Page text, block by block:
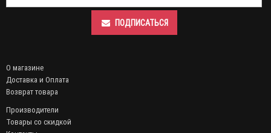
ПОДПИСАТЬСЯ
О магазине
Доставка и Оплата
Возврат товара
Производители
Товары со скидкой